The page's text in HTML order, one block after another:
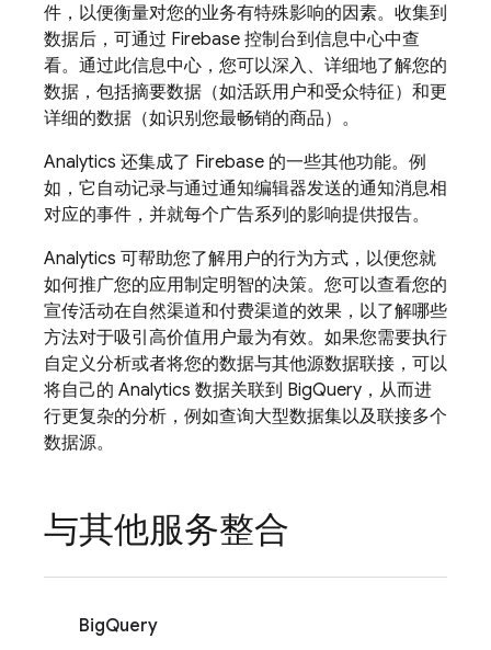
件，以便衡量对您的业务有特殊影响的因素。收集到
数据后，可通过 Firebase 控制台到信息中心中查
看。通过此信息中心，您可以深入、详细地了解您的
数据，包括摘要数据（如活跃用户和受众特征）和更
详细的数据（如识别您最畅销的商品）。
Analytics 还集成了 Firebase 的一些其他功能。例
如，它自动记录与通过通知编辑器发送的通知消息相
对应的事件，并就每个广告系列的影响提供报告。
Analytics 可帮助您了解用户的行为方式，以便您就
如何推广您的应用制定明智的决策。您可以查看您的
宣传活动在自然渠道和付费渠道的效果，以了解哪些
方法对于吸引高价值用户最为有效。如果您需要执行
自定义分析或者将您的数据与其他源数据联接，可以
将自己的 Analytics 数据关联到 BigQuery，从而进
行更复杂的分析，例如查询大型数据集以及联接多个
数据源。
与其他服务整合
BigQuery